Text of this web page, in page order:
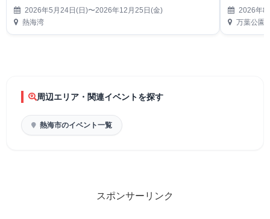
2026年5月24日(日)〜2026年12月25日(金)
熱海湾
2026年8
万葉公園
周辺エリア・関連イベントを探す
熱海市のイベント一覧
スポンサーリンク